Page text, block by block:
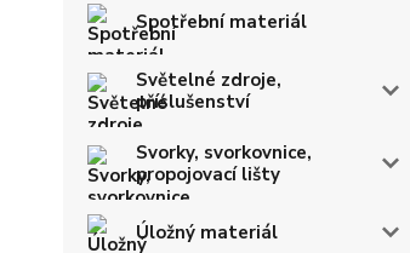
Spotřební materiál
Světelné zdroje,
příslušenství
Svorky, svorkovnice,
propojovací lišty
Úložný materiál